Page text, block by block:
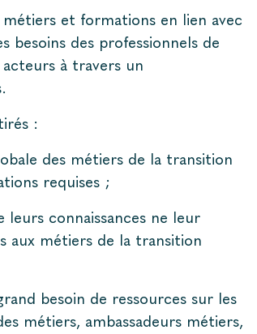
et formations en lien avec
des professionnels de
acteurs à travers un
:
des métiers de la transition
requises ;
connaissances ne leur
aux métiers de la transition
besoin de ressources sur les
métiers, ambassadeurs métiers,